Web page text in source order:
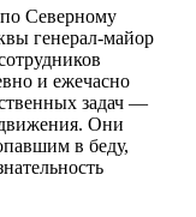
Северному
генерал-майор
и ежечасно
задач —
Они
в беду,